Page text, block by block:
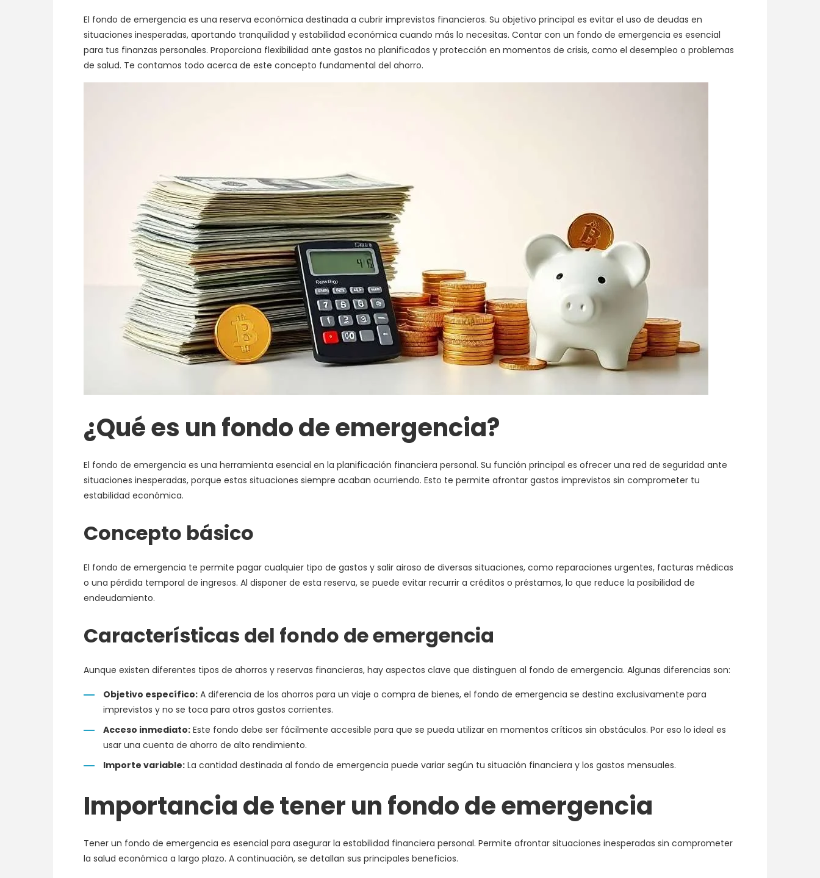
El fondo de emergencia es una reserva económica destinada a cubrir imprevistos financieros. Su objetivo principal es evitar el uso de deudas en
situaciones inesperadas, aportando tranquilidad y estabilidad económica cuando más lo necesitas. Contar con un fondo de emergencia es esencial
para tus finanzas personales. Proporciona flexibilidad ante gastos no planificados y protección en momentos de crisis, como el desempleo o problemas
de salud. Te contamos todo acerca de este concepto fundamental del ahorro.
¿Qué es un fondo de emergencia?
El fondo de emergencia es una herramienta esencial en la planificación financiera personal. Su función principal es ofrecer una red de seguridad ante
situaciones inesperadas, porque estas situaciones siempre acaban ocurriendo. Esto te permite afrontar gastos imprevistos sin comprometer tu
estabilidad económica.
Concepto básico
El fondo de emergencia te permite pagar cualquier tipo de gastos y salir airoso de diversas situaciones, como reparaciones urgentes, facturas médicas
o una pérdida temporal de ingresos. Al disponer de esta reserva, se puede evitar recurrir a créditos o préstamos, lo que reduce la posibilidad de
endeudamiento.
Características del fondo de emergencia
Aunque existen diferentes tipos de ahorros y reservas financieras, hay aspectos clave que distinguen al fondo de emergencia. Algunas diferencias son:
Objetivo específico: A diferencia de los ahorros para un viaje o compra de bienes, el fondo de emergencia se destina exclusivamente para
imprevistos y no se toca para otros gastos corrientes.
Acceso inmediato: Este fondo debe ser fácilmente accesible para que se pueda utilizar en momentos críticos sin obstáculos. Por eso lo ideal es
usar una cuenta de ahorro de alto rendimiento.
Importe variable: La cantidad destinada al fondo de emergencia puede variar según tu situación financiera y los gastos mensuales.
Importancia de tener un fondo de emergencia
Tener un fondo de emergencia es esencial para asegurar la estabilidad financiera personal. Permite afrontar situaciones inesperadas sin comprometer
la salud económica a largo plazo. A continuación, se detallan sus principales beneficios.